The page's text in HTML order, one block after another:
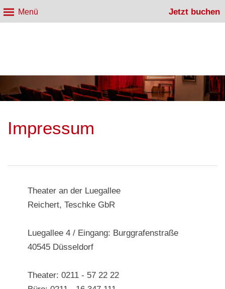
Menü Jetzt buchen
Impressum
Theater an der Luegallee
Reichert, Teschke GbR
Luegallee 4 / Eingang: Burggrafenstraße
40545 Düsseldorf
Theater: 0211 - 57 22 22